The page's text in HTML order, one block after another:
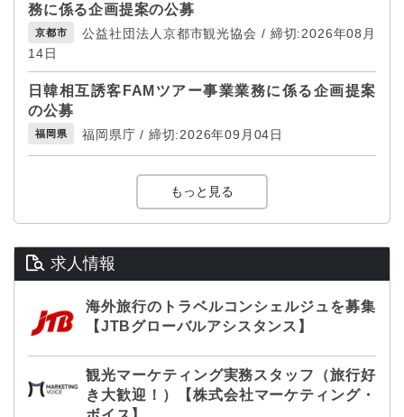
務に係る企画提案の公募
京都市
公益社団法人京都市観光協会 / 締切:2026年08月
14日
日韓相互誘客FAMツアー事業業務に係る企画提案
の公募
福岡県 福岡県庁 / 締切:2026年09月04日
もっと見る
求人情報
海外旅行のトラベルコンシェルジュを募集
【JTBグローバルアシスタンス】
観光マーケティング実務スタッフ（旅行好
き大歓迎！）【株式会社マーケティング・